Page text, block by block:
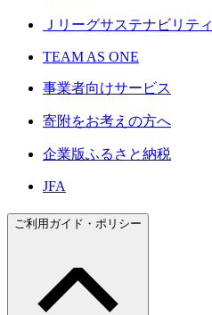
Ｊリーグサステナビリティ
TEAM AS ONE
事業者向けサービス
寄附をお考えの方へ
企業版ふるさと納税
JFA
ご利用ガイド・ポリシー